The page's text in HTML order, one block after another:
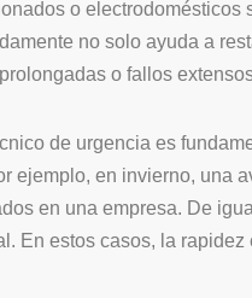
o
no solo ayuda a
o fallos
de urgencia es
ejemplo, en invierno, una
en una empresa. De
En estos casos, la